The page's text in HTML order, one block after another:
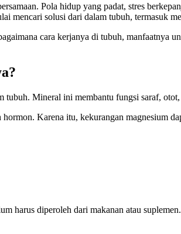
Pola hidup yang padat, stres
mencari solusi dari dalam tubuh, termasuk
cara kerjanya di tubuh, manfaatnya
Mineral ini membantu fungsi saraf,
Karena itu, kekurangan magnesium
harus diperoleh dari makanan atau suplemen.